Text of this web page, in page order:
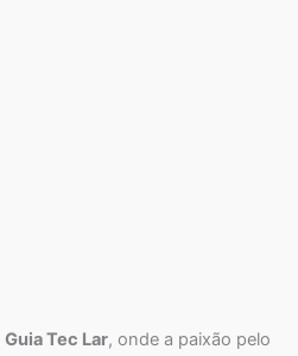
Guia Tec Lar, onde a paixão pelo